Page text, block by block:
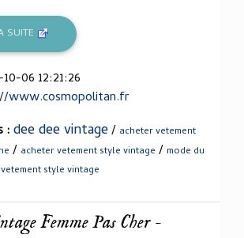
SUITE
06 12:21:26
www.cosmopolitan.fr
:dee dee vintage/ acheter vetement
/ acheter vetement style vintage / mode du
style vintage
Femme Pas Cher -